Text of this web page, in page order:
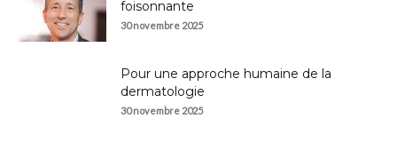
foisonnante
30 novembre 2025
Pour une approche humaine de la
dermatologie
30 novembre 2025